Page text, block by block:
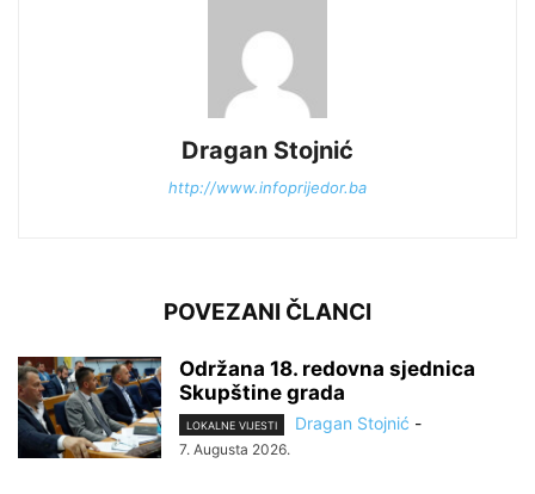
Dragan Stojnić
http://www.infoprijedor.ba
POVEZANI ČLANCI
Održana 18. redovna sjednica
Skupštine grada
LOKALNE VIJESTI Dragan Stojnić -
7. Augusta 2026.